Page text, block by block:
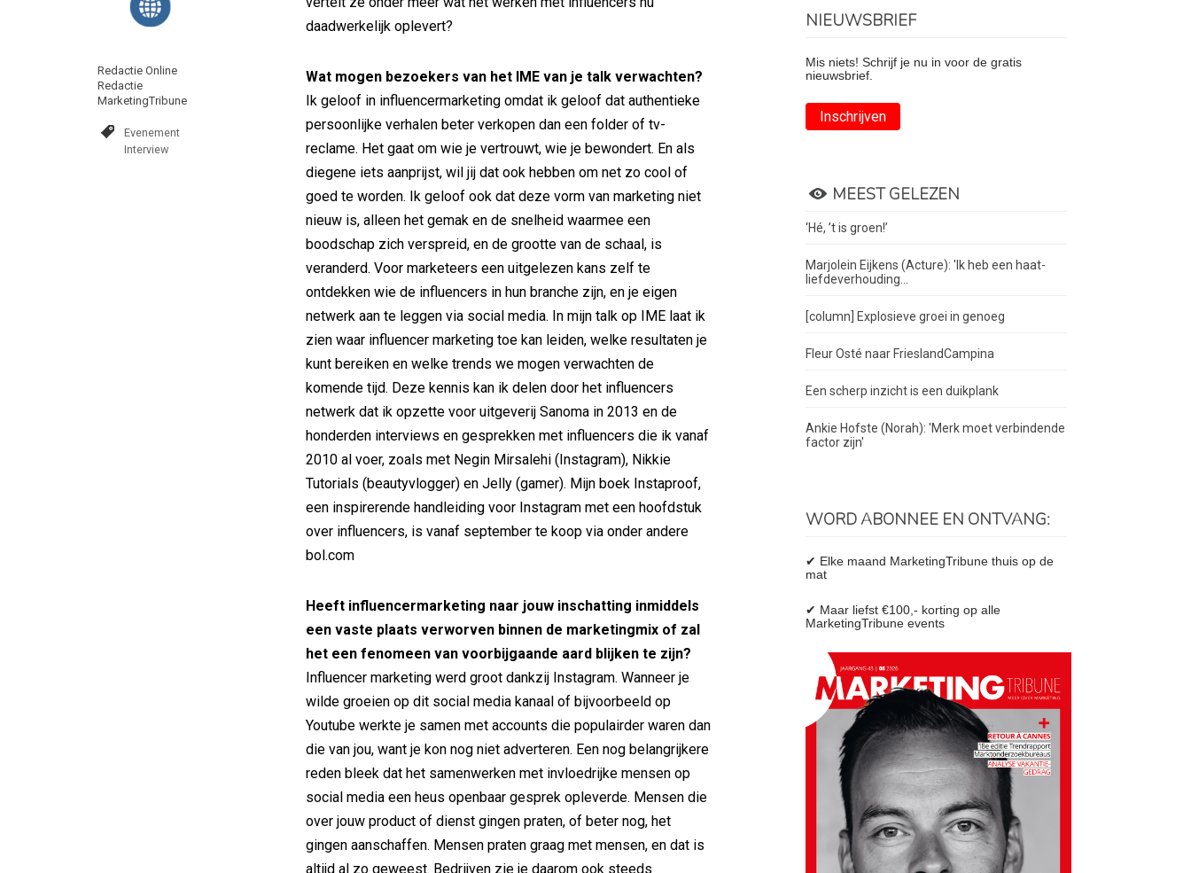
Redactie Online
Redactie
MarketingTribune
Evenement
Interview
daadwerkelijk oplevert?
Wat mogen bezoekers van het IME van je talk verwachten?
Ik geloof in influencermarketing omdat ik geloof dat authentieke
persoonlijke verhalen beter verkopen dan een folder of tv-
reclame. Het gaat om wie je vertrouwt, wie je bewondert. En als
diegene iets aanprijst, wil jij dat ook hebben om net zo cool of
goed te worden. Ik geloof ook dat deze vorm van marketing niet
nieuw is, alleen het gemak en de snelheid waarmee een
boodschap zich verspreid, en de grootte van de schaal, is
veranderd. Voor marketeers een uitgelezen kans zelf te
ontdekken wie de influencers in hun branche zijn, en je eigen
netwerk aan te leggen via social media. In mijn talk op IME laat ik
zien waar influencer marketing toe kan leiden, welke resultaten je
kunt bereiken en welke trends we mogen verwachten de
komende tijd. Deze kennis kan ik delen door het influencers
netwerk dat ik opzette voor uitgeverij Sanoma in 2013 en de
honderden interviews en gesprekken met influencers die ik vanaf
2010 al voer, zoals met Negin Mirsalehi (Instagram), Nikkie
Tutorials (beautyvlogger) en Jelly (gamer). Mijn boek Instaproof,
een inspirerende handleiding voor Instagram met een hoofdstuk
over influencers, is vanaf september te koop via onder andere
bol.com
Heeft influencermarketing naar jouw inschatting inmiddels
een vaste plaats verworven binnen de marketingmix of zal
het een fenomeen van voorbijgaande aard blijken te zijn?
Influencer marketing werd groot dankzij Instagram. Wanneer je
wilde groeien op dit social media kanaal of bijvoorbeeld op
Youtube werkte je samen met accounts die populairder waren dan
die van jou, want je kon nog niet adverteren. Een nog belangrijkere
reden bleek dat het samenwerken met invloedrijke mensen op
social media een heus openbaar gesprek opleverde. Mensen die
over jouw product of dienst gingen praten, of beter nog, het
gingen aanschaffen. Mensen praten graag met mensen, en dat is
altijd al zo geweest. Bedrijven zie je daarom ook steeds
NIEUWSBRIEF
Mis niets! Schrijf je nu in voor de gratis
nieuwsbrief.
Inschrijven
MEEST GELEZEN
‘Hé, ’t is groen!’
Marjolein Eijkens (Acture): 'Ik heb een haat-
liefdeverhouding...
[column] Explosieve groei in genoeg
Fleur Osté naar FrieslandCampina
Een scherp inzicht is een duikplank
Ankie Hofste (Norah): 'Merk moet verbindende
factor zijn'
WORD ABONNEE EN ONTVANG:
✔ Elke maand MarketingTribune thuis op de
mat
✔ Maar liefst €100,- korting op alle
MarketingTribune events